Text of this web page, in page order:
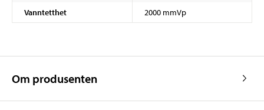
Vanntetthet
2000 mmVp
Om produsenten